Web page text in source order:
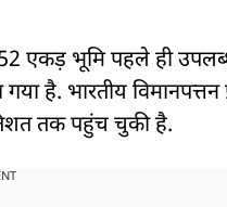
52 एकड़ भूमि पहले ही
है. भारतीय विमानपत्तन
तक पहुंच चुकी है.